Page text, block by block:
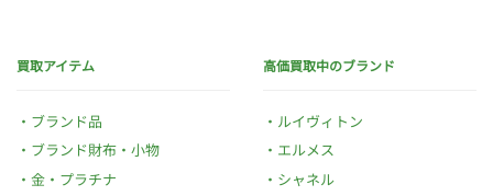
買取アイテム
ブランド品
ブランド財布・小物
金・プラチナ
高価買取中のブランド
ルイヴィトン
エルメス
シャネル